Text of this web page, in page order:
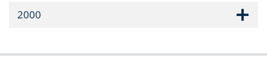
2000